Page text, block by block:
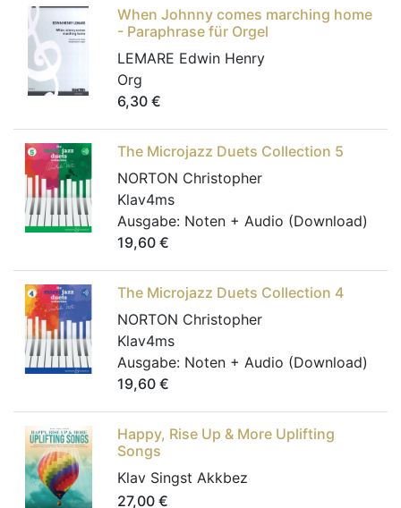
When Johnny comes marching home
- Paraphrase für Orgel
LEMARE Edwin Henry
Org
6,30 €
The Microjazz Duets Collection 5
NORTON Christopher
Klav4ms
Ausgabe: Noten + Audio (Download)
19,60 €
The Microjazz Duets Collection 4
NORTON Christopher
Klav4ms
Ausgabe: Noten + Audio (Download)
19,60 €
Happy, Rise Up & More Uplifting
Songs
Klav Singst Akkbez
27,00 €